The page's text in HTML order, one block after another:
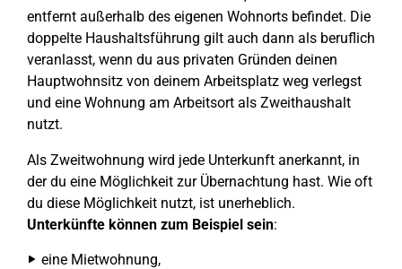
entfernt außerhalb des eigenen Wohnorts befindet. Die
doppelte Haushaltsführung gilt auch dann als beruflich
veranlasst, wenn du aus privaten Gründen deinen
Hauptwohnsitz von deinem Arbeitsplatz weg verlegst
und eine Wohnung am Arbeitsort als Zweithaushalt
nutzt.
Als Zweitwohnung wird jede Unterkunft anerkannt, in
der du eine Möglichkeit zur Übernachtung hast. Wie oft
du diese Möglichkeit nutzt, ist unerheblich.
Unterkünfte können zum Beispiel sein:
eine Mietwohnung,